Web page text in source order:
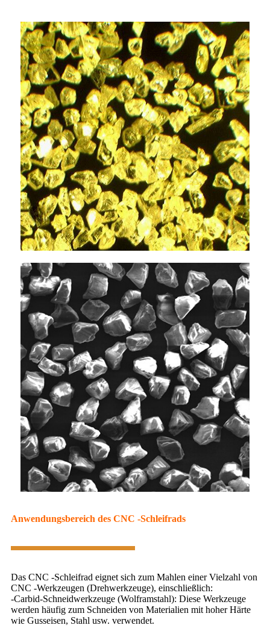
Anwendungsbereich des CNC -Schleifrads
Das CNC -Schleifrad eignet sich zum Mahlen einer Vielzahl von
CNC -Werkzeugen (Drehwerkzeuge), einschließlich:
-Carbid-Schneidwerkzeuge (Wolframstahl): Diese Werkzeuge
werden häufig zum Schneiden von Materialien mit hoher Härte
wie Gusseisen, Stahl usw. verwendet.